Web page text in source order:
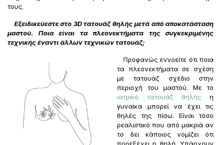
τους.
Εξειδικεύεστε στο 3D τατουάζ θηλής μετά από αποκατάσταση
μαστού. Ποια είναι τα πλεονεκτήματα της συγκεκριμένης
τεχνικής έναντι άλλων τεχνικών τατουάζ;
Προφανώς εννοείτε ότι ποια
τα πλεονεκτήματα σε σχέση
με τατουάζ σχέδιο στην
περιοχή του μαστού. Με το
ιατρικό τατουάζ θηλής η
γυναίκα μπορεί να έχει τις
θηλές της πίσω. Είναι τόσο
ρεαλιστικό που από μακριά αν
το δει κάποιος νομίζει ότι